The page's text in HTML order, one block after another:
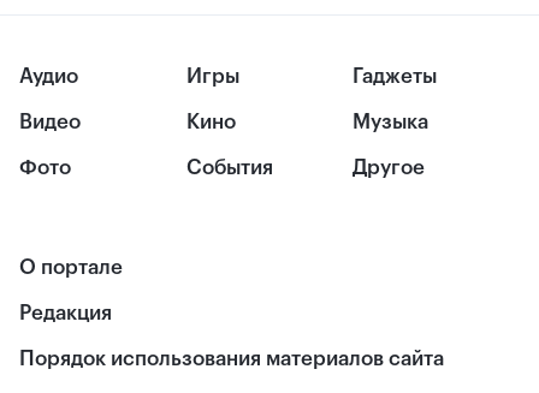
Аудио
Видео
Фото
Игры
Кино
События
Гаджеты
Музыка
Другое
О портале
Редакция
Порядок использования материалов сайта